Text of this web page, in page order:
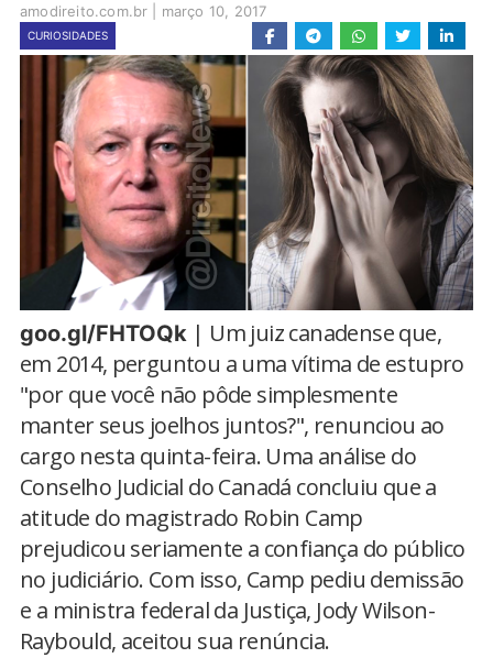
amodireito.com.br março 10, 2017
CURIOSIDADES
goo.gl/FHTOQk | Um juiz canadense que,
em 2014, perguntou a uma vítima de estupro
"por que você não pôde simplesmente
manter seus joelhos juntos?", renunciou ao
cargo nesta quinta-feira. Uma análise do
Conselho Judicial do Canadá concluiu que a
atitude do magistrado Robin Camp
prejudicou seriamente a confiança do público
no judiciário. Com isso, Camp pediu demissão
e a ministra federal da Justiça, Jody Wilson-
Raybould, aceitou sua renúncia.